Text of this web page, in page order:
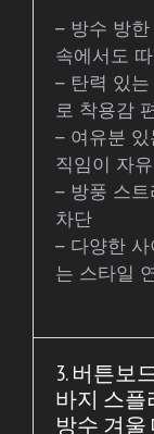
– 방수 방
속에서도
– 탄력 있
로 착용감
– 여유분
직임이 자
– 방풍 스
차단
– 다양한
는 스타일
3. 버튼보
바지 스플
방수 겨